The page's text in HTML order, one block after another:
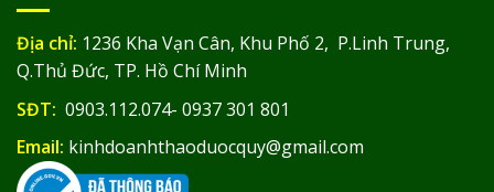
Địa chỉ: 1236 Kha Vạn Cân, Khu Phố 2, P.Linh Trung,
Q.Thủ Đức, TP. Hồ Chí Minh
SĐT: 0903.112.074- 0937 301 801
Email: kinhdoanhthaoduocquy@gmail.com